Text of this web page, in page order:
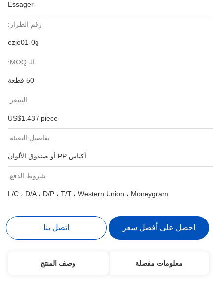
Essager
رقم الطراز:
ezje01-0g
الـ MOQ:
50 قطعة
السعر:
US$1.43 / piece
تفاصيل التعبئة:
أكياس PP أو صندوق الألوان
شروط الدفع:
L/C ، D/A ، D/P ، T/T ، Western Union ، Moneygram
احصل على أفضل سعر اتصل بنا
معلومات مفصلة وصف المنتج